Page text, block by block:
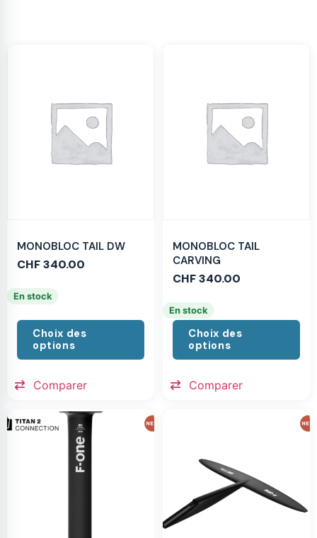
MONOBLOC TAIL DW
CHF340.00
En stock
Choix des
options
Comparer
MONOBLOC TAIL
CARVING
CHF340.00
En stock
Choix des
options
Comparer